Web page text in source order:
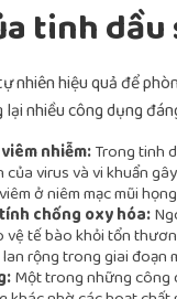
tinh
nhiên hiệu quả để
nhiều công dụng
nhiễm:Trong tinh
virus và vi khuẩn
ở niêm mạc mũi
chống oxy hóa:
vệ tế bào khỏi tổn
rộng trong giai đoạn
Một trong những công